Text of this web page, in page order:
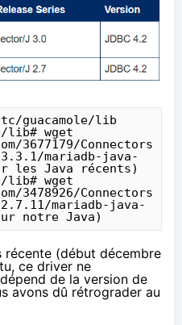
guacamole/lib
lib# wget
3677179/Connectors
mariadb-java-
les Java récents)
lib# wget
3478926/Connectors
mariadb-java-
notre Java)
récente (début décembre
ce driver ne
de la version de
avons dû rétrograder au